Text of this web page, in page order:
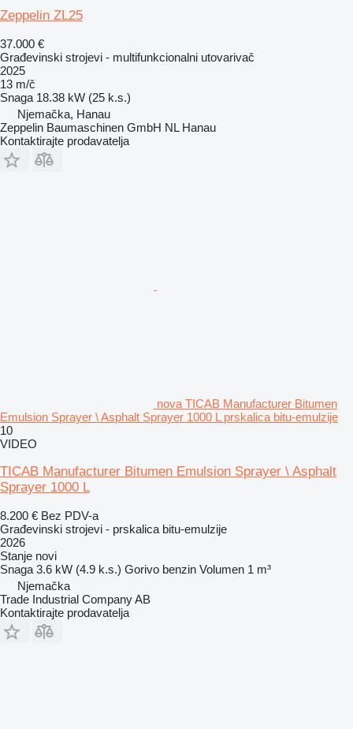
Zeppelin ZL25
37.000 €
Građevinski strojevi - multifunkcionalni utovarivač
2025
13 m/č
Snaga 18.38 kW (25 k.s.)
Njemačka, Hanau
Zeppelin Baumaschinen GmbH NL Hanau
Kontaktirajte prodavatelja
nova TICAB Manufacturer Bitumen
Emulsion Sprayer \ Asphalt Sprayer 1000 L prskalica bitu-emulzije
10
VIDEO
TICAB Manufacturer Bitumen Emulsion Sprayer \ Asphalt
Sprayer 1000 L
8.200 € Bez PDV-a
Građevinski strojevi - prskalica bitu-emulzije
2026
Stanje novi
Snaga 3.6 kW (4.9 k.s.) Gorivo benzin Volumen 1 m³
Njemačka
Trade Industrial Company AB
Kontaktirajte prodavatelja